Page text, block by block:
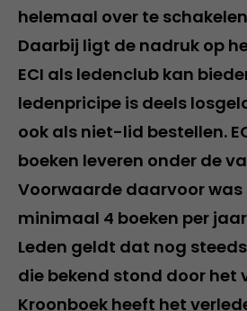
helemaal over te
Daarbij ligt de nadruk op
ECI als ledenclub kan
ledenpricipe is deels
ook als niet-lid bestellen.
boeken leveren onder de
Voorwaarde daarvoor
minimaal 4 boeken per jaar
Leden geldt dat nog
die bekend stond door het
Kroonboek heeft het